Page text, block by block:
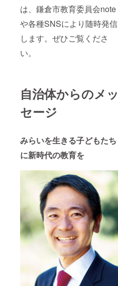
は、鎌倉市教育委員会note
や各種SNSにより随時発信
します。ぜひご覧くださ
い。
自治体からのメッ
セージ
みらいを生きる子どもたち
に新時代の教育を